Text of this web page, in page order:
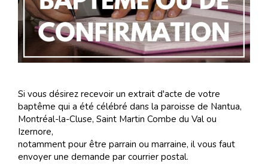
Si vous désirez recevoir un extrait d'acte de votre
baptême qui a été célébré dans la paroisse de Nantua,
Montréal-la-Cluse, Saint Martin Combe du Val ou
Izernore,
notamment pour être parrain ou marraine, il vous faut
envoyer une demande par courrier postal.